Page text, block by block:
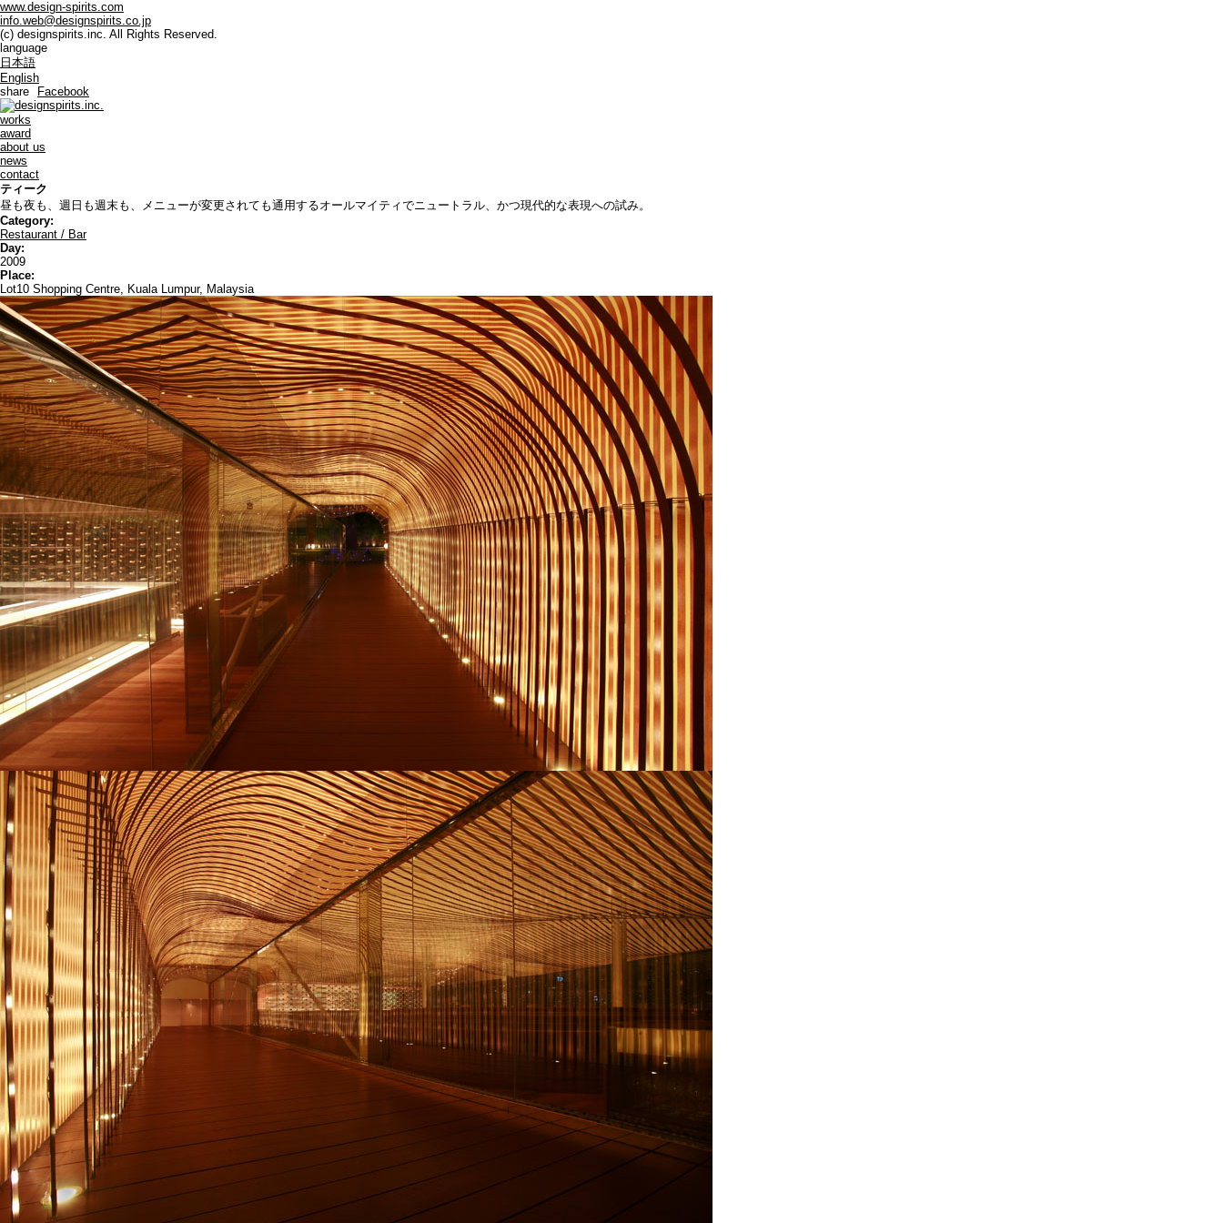
www.design-spirits.com
info.web@designspirits.co.jp
(c) designspirits.inc. All Rights Reserved.
language
日本語
English
share
Facebook
works
award
about us
news
contact
ティーク
昼も夜も、週日も週末も、メニューが変更されても通用するオールマイティでニュートラル、かつ現代的な表現への試み。
Category:
Restaurant / Bar
Day:
2009
Place:
Lot10 Shopping Centre, Kuala Lumpur, Malaysia